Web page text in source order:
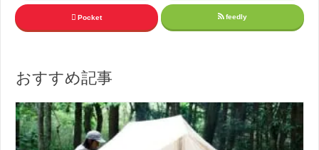
Pocket feedly
おすすめ記事